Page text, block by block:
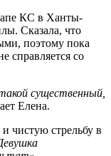
КС в Ханты-
Сказала, что
поэтому пока
справляется со
существенный,
Елена.
чистую стрельбу в